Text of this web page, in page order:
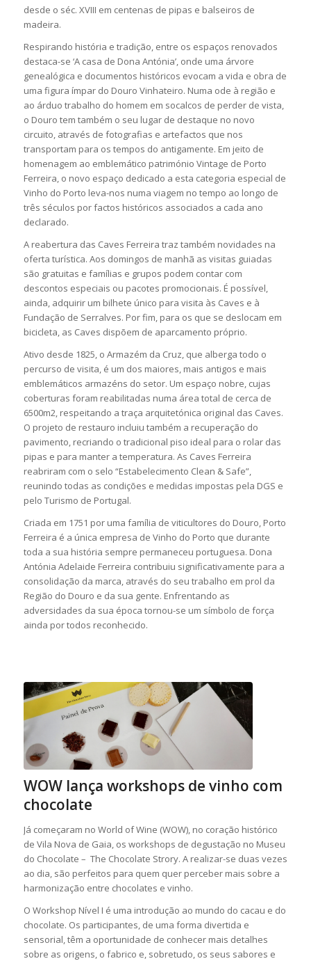
desde o séc. XVIII em centenas de pipas e balseiros de
madeira.
Respirando história e tradição, entre os espaços renovados
destaca-se ‘A casa de Dona Antónia’, onde uma árvore
genealógica e documentos históricos evocam a vida e obra de
uma figura ímpar do Douro Vinhateiro. Numa ode à região e
ao árduo trabalho do homem em socalcos de perder de vista,
o Douro tem também o seu lugar de destaque no novo
circuito, através de fotografias e artefactos que nos
transportam para os tempos do antigamente. Em jeito de
homenagem ao emblemático património Vintage de Porto
Ferreira, o novo espaço dedicado a esta categoria especial de
Vinho do Porto leva-nos numa viagem no tempo ao longo de
três séculos por factos históricos associados a cada ano
declarado.
A reabertura das Caves Ferreira traz também novidades na
oferta turística. Aos domingos de manhã as visitas guiadas
são gratuitas e famílias e grupos podem contar com
descontos especiais ou pacotes promocionais. É possível,
ainda, adquirir um bilhete único para visita às Caves e à
Fundação de Serralves. Por fim, para os que se deslocam em
bicicleta, as Caves dispõem de aparcamento próprio.
Ativo desde 1825, o Armazém da Cruz, que alberga todo o
percurso de visita, é um dos maiores, mais antigos e mais
emblemáticos armazéns do setor. Um espaço nobre, cujas
coberturas foram reabilitadas numa área total de cerca de
6500m2, respeitando a traça arquitetónica original das Caves.
O projeto de restauro incluiu também a recuperação do
pavimento, recriando o tradicional piso ideal para o rolar das
pipas e para manter a temperatura. As Caves Ferreira
reabriram com o selo “Estabelecimento Clean & Safe”,
reunindo todas as condições e medidas impostas pela DGS e
pelo Turismo de Portugal.
Criada em 1751 por uma família de viticultores do Douro, Porto
Ferreira é a única empresa de Vinho do Porto que durante
toda a sua história sempre permaneceu portuguesa. Dona
Antónia Adelaide Ferreira contribuiu significativamente para a
consolidação da marca, através do seu trabalho em prol da
Região do Douro e da sua gente. Enfrentando as
adversidades da sua época tornou-se um símbolo de força
ainda por todos reconhecido.
WOW lança workshops de vinho com
chocolate
Já começaram no World of Wine (WOW), no coração histórico
de Vila Nova de Gaia, os workshops de degustação no Museu
do Chocolate – The Chocolate Strory. A realizar-se duas vezes
ao dia, são perfeitos para quem quer perceber mais sobre a
harmonização entre chocolates e vinho.
O Workshop Nível I é uma introdução ao mundo do cacau e do
chocolate. Os participantes, de uma forma divertida e
sensorial, têm a oportunidade de conhecer mais detalhes
sobre as origens, o fabrico e, sobretudo, os seus sabores e